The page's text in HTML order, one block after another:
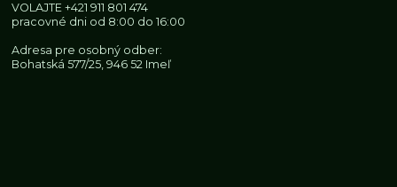
VOLAJTE+421 911 801 474
pracovné dni od 8:00 do 16:00
Adresa pre osobný odber:
Bohatská 577/25, 946 52 Imeľ